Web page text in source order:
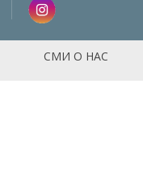
СМИ О НАС